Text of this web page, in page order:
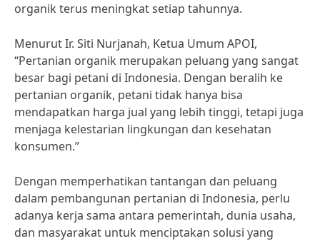
organik terus meningkat setiap tahunnya.
Menurut Ir. Siti Nurjanah, Ketua Umum APOI,
“Pertanian organik merupakan peluang yang sangat
besar bagi petani di Indonesia. Dengan beralih ke
pertanian organik, petani tidak hanya bisa
mendapatkan harga jual yang lebih tinggi, tetapi juga
menjaga kelestarian lingkungan dan kesehatan
konsumen.”
Dengan memperhatikan tantangan dan peluang
dalam pembangunan pertanian di Indonesia, perlu
adanya kerja sama antara pemerintah, dunia usaha,
dan masyarakat untuk menciptakan solusi yang